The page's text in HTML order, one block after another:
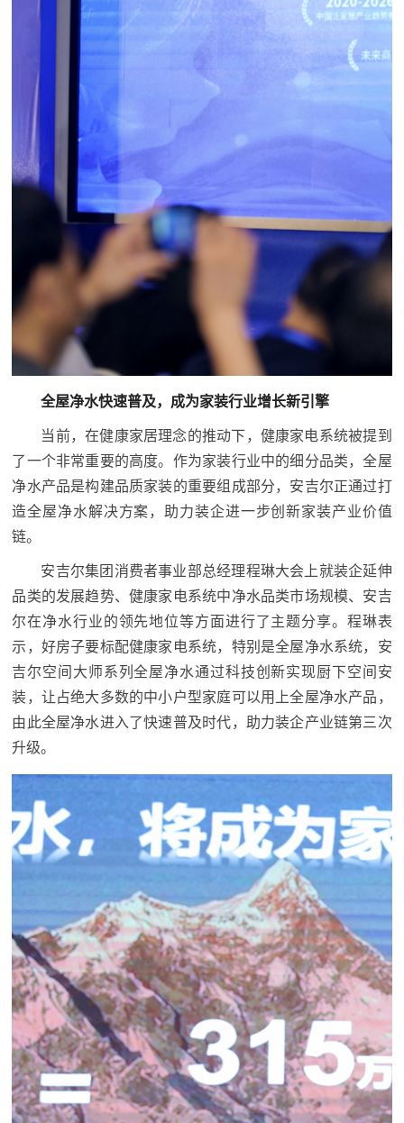
全屋净水快速普及，成为家装行业增长新引擎
当前，在健康家居理念的推动下，健康家电系统被提到
了一个非常重要的高度。作为家装行业中的细分品类，全屋
净水产品是构建品质家装的重要组成部分，安吉尔正通过打
造全屋净水解决方案，助力装企进一步创新家装产业价值
链。
安吉尔集团消费者事业部总经理程琳大会上就装企延伸
品类的发展趋势、健康家电系统中净水品类市场规模、安吉
尔在净水行业的领先地位等方面进行了主题分享。程琳表
示，好房子要标配健康家电系统，特别是全屋净水系统，安
吉尔空间大师系列全屋净水通过科技创新实现厨下空间安
装，让占绝大多数的中小户型家庭可以用上全屋净水产品，
由此全屋净水进入了快速普及时代，助力装企产业链第三次
升级。